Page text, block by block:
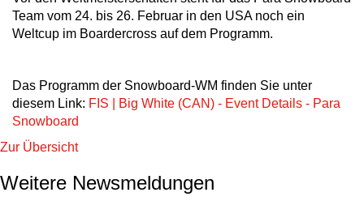
Team vom 24. bis 26. Februar in den USA noch ein
Weltcup im Boardercross auf dem Programm.
Das Programm der Snowboard-WM finden Sie unter
diesem Link: FIS | Big White (CAN) - Event Details - Para
Snowboard
Zur Übersicht
Weitere Newsmeldungen